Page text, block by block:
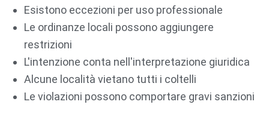
Esistono eccezioni per uso professionale
Le ordinanze locali possono aggiungere
restrizioni
L'intenzione conta nell'interpretazione giuridica
Alcune località vietano tutti i coltelli
Le violazioni possono comportare gravi sanzioni